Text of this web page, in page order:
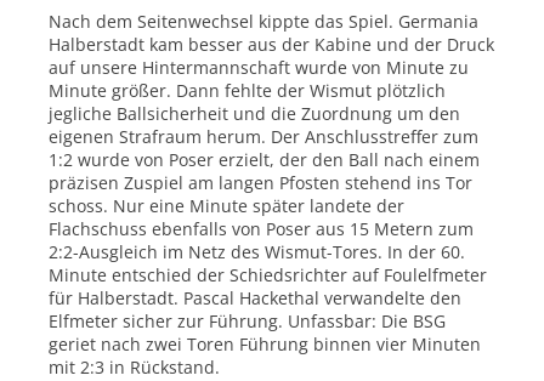
Nach dem Seitenwechsel kippte das Spiel. Germania
Halberstadt kam besser aus der Kabine und der Druck
auf unsere Hintermannschaft wurde von Minute zu
Minute größer. Dann fehlte der Wismut plötzlich
jegliche Ballsicherheit und die Zuordnung um den
eigenen Strafraum herum. Der Anschlusstreffer zum
1:2 wurde von Poser erzielt, der den Ball nach einem
präzisen Zuspiel am langen Pfosten stehend ins Tor
schoss. Nur eine Minute später landete der
Flachschuss ebenfalls von Poser aus 15 Metern zum
2:2-Ausgleich im Netz des Wismut-Tores. In der 60.
Minute entschied der Schiedsrichter auf Foulelfmeter
für Halberstadt. Pascal Hackethal verwandelte den
Elfmeter sicher zur Führung. Unfassbar: Die BSG
geriet nach zwei Toren Führung binnen vier Minuten
mit 2:3 in Rückstand.